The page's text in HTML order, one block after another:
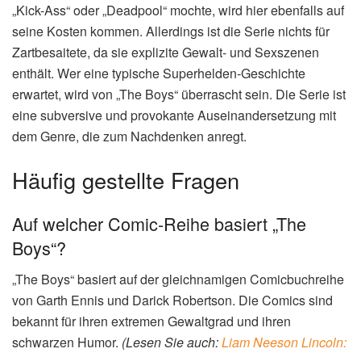
„Kick-Ass“ oder „Deadpool“ mochte, wird hier ebenfalls auf
seine Kosten kommen. Allerdings ist die Serie nichts für
Zartbesaitete, da sie explizite Gewalt- und Sexszenen
enthält. Wer eine typische Superhelden-Geschichte
erwartet, wird von „The Boys“ überrascht sein. Die Serie ist
eine subversive und provokante Auseinandersetzung mit
dem Genre, die zum Nachdenken anregt.
Häufig gestellte Fragen
Auf welcher Comic-Reihe basiert „The
Boys“?
„The Boys“ basiert auf der gleichnamigen Comicbuchreihe
von Garth Ennis und Darick Robertson. Die Comics sind
bekannt für ihren extremen Gewaltgrad und ihren
schwarzen Humor. (Lesen Sie auch:Liam Neeson Lincoln: